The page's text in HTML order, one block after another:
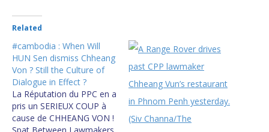
Related
#cambodia : When Will
HUN Sen dismiss Chheang
Von ? Still the Culture of
Dialogue in Effect ?
La Réputation du PPC en a
pris un SERIEUX COUP à
cause de CHHEANG VON !